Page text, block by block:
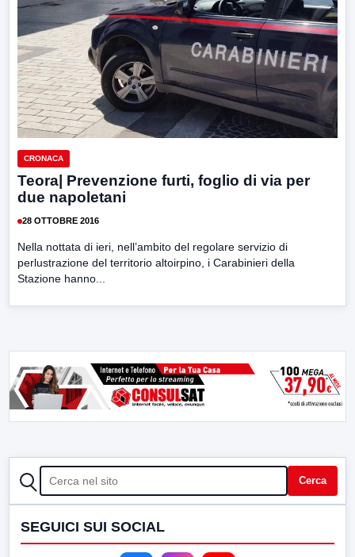
CRONACA
Teora| Prevenzione furti, foglio di via per
due napoletani
28 OTTOBRE 2016
Nella nottata di ieri, nell’ambito del regolare servizio di
perlustrazione del territorio altoirpino, i Carabinieri della
Stazione hanno...
CERCA Cerca
SEGUICI SUI SOCIAL